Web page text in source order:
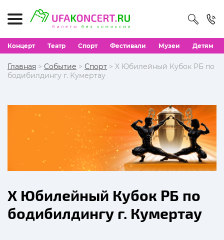
Концерт Театр Спорт Фестивали Музеи Детям
Главная > Событие > Спорт > X Юбилейный Кубок РБ по
бодибилдингу г. Кумертау
X Юбилейный Кубок РБ по
бодибилдингу г. Кумертау